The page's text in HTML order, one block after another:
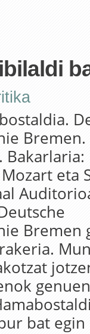
Bremen.
eta
Bremen
bat egin